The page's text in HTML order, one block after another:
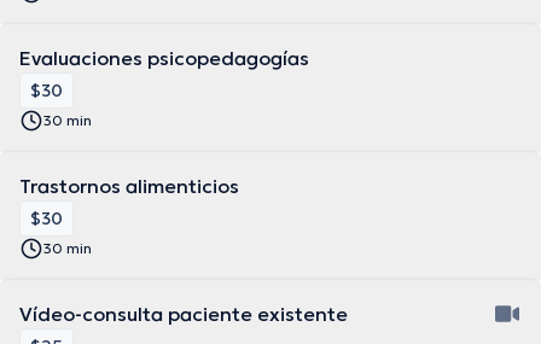
Evaluaciones psicopedagogías
$30
30 min
Trastornos alimenticios
$30
30 min
Vídeo-consulta paciente existente